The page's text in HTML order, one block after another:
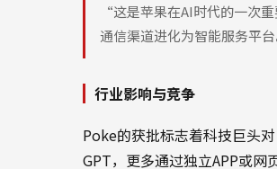
“这是苹果在AI时代的一次
通信渠道进化为智能服务
行业影响与竞争
Poke的获批标志着科技巨头
GPT，更多通过独立APP或